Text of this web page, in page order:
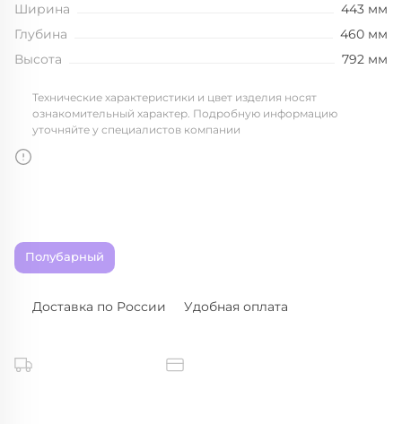
Ширина
443 мм
Глубина
460 мм
Высота
792 мм
Технические характеристики и цвет изделия носят
ознакомительный характер. Подробную информацию
уточняйте у специалистов компании
Полубарный
Доставка по России Удобная оплата